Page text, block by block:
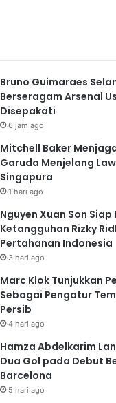
Bruno Guimaraes
Berseragam Arsenal
Disepakati
6 jam ago
Mitchell Baker
Garuda Menjelang
Singapura
1 hari ago
Nguyen Xuan Son Siap
Ketangguhan Rizky
Pertahanan Indonesia
3 hari ago
Marc Klok Tunjukkan
Sebagai Pengatur
Persib
4 hari ago
Hamza Abdelkarim
Dua Gol pada Debut
Barcelona
5 hari ago